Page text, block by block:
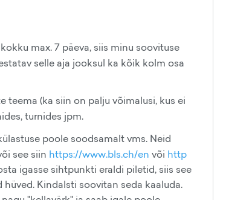
max. 7 päeva, siis minu soovituse
selle aja jooksul ka kõik kolm osa
(ka siin on palju võimalusi, kus ei
turnides jpm.
poole soodsamalt vms. Neid
see siin https://www.bls.ch/en või http
igasse sihtpunkti eraldi piletid, siis see
Kindalsti soovitan seda kaaluda.